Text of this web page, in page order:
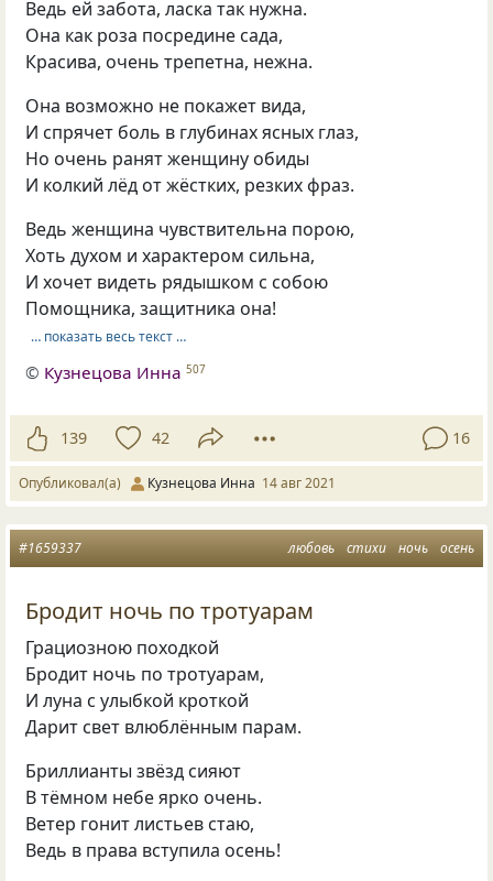
Ведь ей забота, ласка так нужна.
Она как роза посредине сада,
Красива, очень трепетна, нежна.
Она возможно не покажет вида,
И спрячет боль в глубинах ясных глаз,
Но очень ранят женщину обиды
И колкий лёд от жёстких, резких фраз.
Ведь женщина чувствительна порою,
Хоть духом и характером сильна,
И хочет видеть рядышком с собою
Помощника, защитника она!
… показать весь текст …
© Кузнецова Инна 507
139 42 16
Опубликовал(а) Кузнецова Инна 14 авг 2021
любовь стихи ночь осень
#1659337
Бродит ночь по тротуарам
Грациозною походкой
Бродит ночь по тротуарам,
И луна с улыбкой кроткой
Дарит свет влюблённым парам.
Бриллианты звёзд сияют
В тёмном небе ярко очень.
Ветер гонит листьев стаю,
Ведь в права вступила осень!